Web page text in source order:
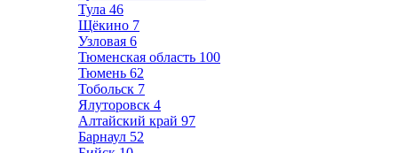
Тула 46
Щёкино 7
Узловая 6
Тюменская область 100
Тюмень 62
Тобольск 7
Ялуторовск 4
Алтайский край 97
Барнаул 52